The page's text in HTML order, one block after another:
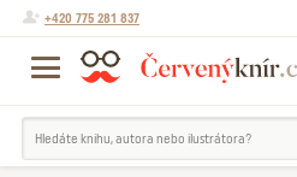
+420 775 281 837